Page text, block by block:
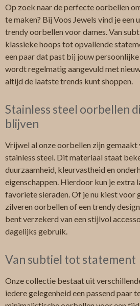
Op zoek naar de perfecte oorbellen
te maken? Bij Voos Jewels vind je
trendy oorbellen voor dames. Van
klassieke hoops tot opvallende
een paar dat past bij jouw
wordt regelmatig aangevuld met
altijd de laatste trends kunt shoppen.
Stainless steel oorbellen
blijven
Vrijwel al onze oorbellen zijn
stainless steel. Dit materiaal staat
duurzaamheid, kleurvastheid en
eigenschappen. Hierdoor kun je extra
favoriete sieraden. Of je nu kiest voor
zilveren oorbellen of een trendy
bent verzekerd van een stijlvol
dagelijks gebruik.
Van subtiel tot statement
Onze collectie bestaat uit
iedere gelegenheid een passend paar